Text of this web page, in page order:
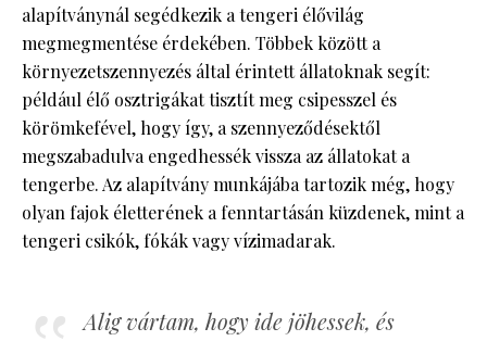
alapítványnál segédkezik a tengeri élővilág
megmegmentése érdekében. Többek között a
környezetszennyezés által érintett állatoknak segít:
például élő osztrigákat tisztít meg csipesszel és
körömkefével, hogy így, a szennyeződésektől
megszabadulva engedhessék vissza az állatokat a
tengerbe. Az alapítvány munkájába tartozik még, hogy
olyan fajok életterének a fenntartásán küzdenek, mint a
tengeri csikók, fókák vagy vízimadarak.
Alig vártam, hogy ide jöhessek, és